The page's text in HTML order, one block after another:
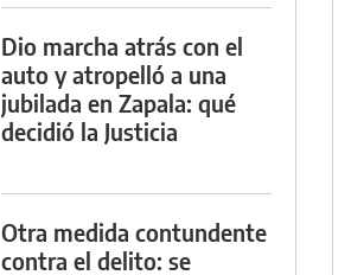
Dio marcha atrás con el
auto y atropelló a una
jubilada en Zapala: qué
decidió la Justicia
Otra medida contundente
contra el delito: se